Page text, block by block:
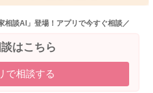
糖の上がり方も変わってくるこ
いただけるといいと思いますよ。
えるようにして見てください。
相談AI」登場！アプリで今すぐ相談／
はこちら
で相談する